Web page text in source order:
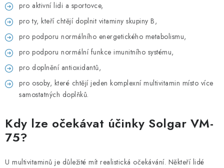
pro aktivní lidi a sportovce,
pro ty, kteří chtějí doplnit vitaminy skupiny B,
pro podporu normálního energetického metabolismu,
pro podporu normální funkce imunitního systému,
pro doplnění antioxidantů,
pro osoby, které chtějí jeden komplexní multivitamin místo více
samostatných doplňků.
Kdy lze očekávat účinky Solgar VM-
75?
U multivitaminů je důležité mít realistická očekávání. Někteří lidé